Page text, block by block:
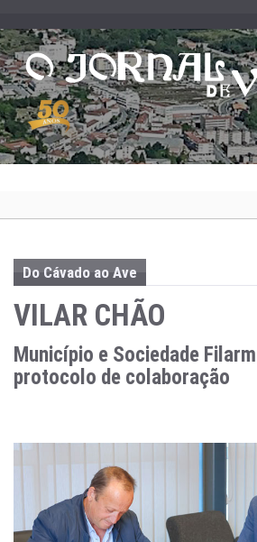
Do Cávado ao Ave
VILAR CHÃO
Município e Sociedade
protocolo de colaboração